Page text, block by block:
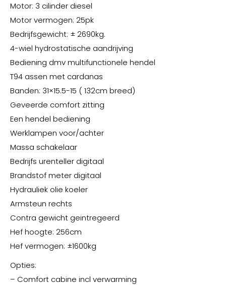
Motor: 3 cilinder diesel
Motor vermogen: 25pk
Bedrijfsgewicht: ± 2690kg.
4-wiel hydrostatische aandrijving
Bediening dmv multifunctionele hendel
T94 assen met cardanas
Banden: 31×15.5-15 ( 132cm breed)
Geveerde comfort zitting
Een hendel bediening
Werklampen voor/achter
Massa schakelaar
Bedrijfs urenteller digitaal
Brandstof meter digitaal
Hydrauliek olie koeler
Armsteun rechts
Contra gewicht geintregeerd
Hef hoogte: 256cm
Hef vermogen: ±1600kg
Opties:
– Comfort cabine incl verwarming